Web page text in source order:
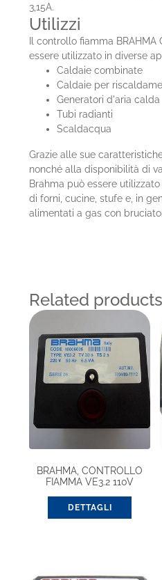
3,15A.
Utilizzi
Il controllo fiamma BRAHMA
essere utilizzato in diverse
Caldaie combinate
Caldaie per
Generatori d'aria calda
Tubi radianti
Scaldacqua
Grazie alle sue
nonché alla disponibilità di
Brahma può essere
di forni, cucine, stufe e, in
alimentati a gas con
Related products
BRAHMA, CONTROLLO
FIAMMA VE3.2 110V
DETTAGLI